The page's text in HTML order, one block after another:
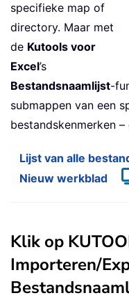
specifieke map of
directory. Maar met
de Kutools voor
Excel’s
Bestandsnaamlijst-
submappen van een
bestandskenmerken
Lijst van alle
Nieuw werkblad
Klik op
Importeren/